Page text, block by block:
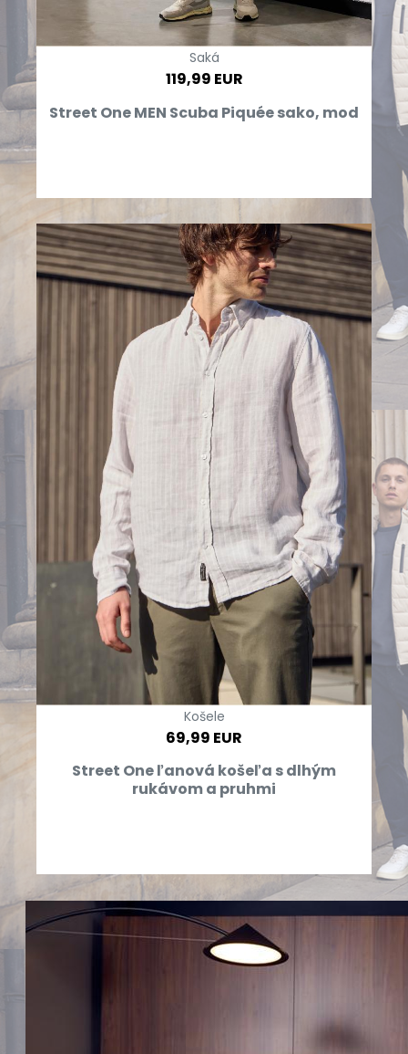
Saká
119,99 EUR
Street One MEN Scuba Piquée sako, mod
Košele
69,99 EUR
Street One ľanová košeľa s dlhým
rukávom a pruhmi